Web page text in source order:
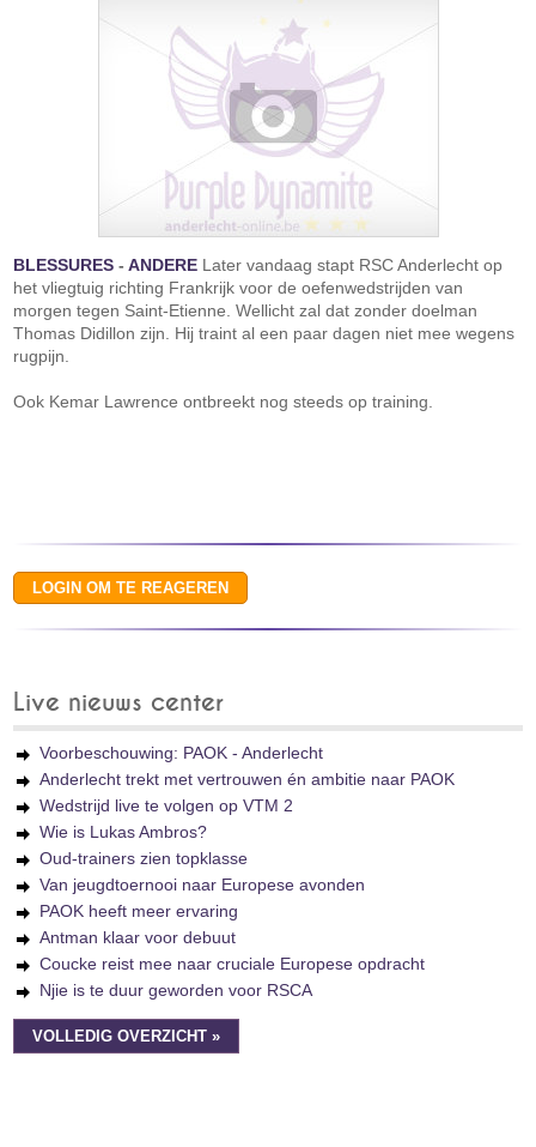
BLESSURES -ANDERE Later vandaag stapt RSC Anderlecht op
het vliegtuig richting Frankrijk voor de oefenwedstrijden van
morgen tegen Saint-Etienne. Wellicht zal dat zonder doelman
Thomas Didillon zijn. Hij traint al een paar dagen niet mee wegens
rugpijn.
Ook Kemar Lawrence ontbreekt nog steeds op training.
Live nieuws center
Voorbeschouwing: PAOK - Anderlecht
Anderlecht trekt met vertrouwen én ambitie naar PAOK
Wedstrijd live te volgen op VTM 2
Wie is Lukas Ambros?
Oud-trainers zien topklasse
Van jeugdtoernooi naar Europese avonden
PAOK heeft meer ervaring
Antman klaar voor debuut
Coucke reist mee naar cruciale Europese opdracht
Njie is te duur geworden voor RSCA
VOLLEDIG OVERZICHT »